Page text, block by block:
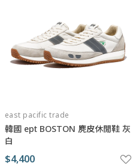
east pacific trade
韓國 ept BOSTON 麂皮休閒鞋 灰
白
$4,400